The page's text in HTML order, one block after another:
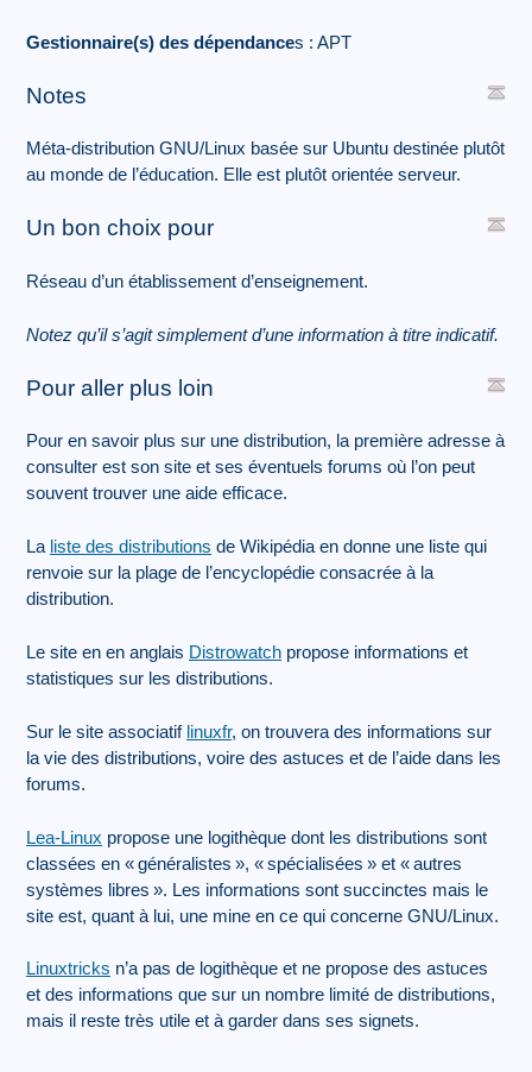
Gestionnaire(s) des dépendances : APT
Notes
Méta-distribution GNU/Linux basée sur Ubuntu destinée plutôt
au monde de l’éducation. Elle est plutôt orientée serveur.
Un bon choix pour
Réseau d’un établissement d’enseignement.
Notez qu’il s’agit simplement d’une information à titre indicatif.
Pour aller plus loin
Pour en savoir plus sur une distribution, la première adresse à
consulter est son site et ses éventuels forums où l’on peut
souvent trouver une aide efficace.
La liste des distributions de Wikipédia en donne une liste qui
renvoie sur la plage de l’encyclopédie consacrée à la
distribution.
Le site en en anglais Distrowatch propose informations et
statistiques sur les distributions.
Sur le site associatif linuxfr, on trouvera des informations sur
la vie des distributions, voire des astuces et de l’aide dans les
forums.
Lea-Linux propose une logithèque dont les distributions sont
classées en «généralistes », «spécialisées » et «autres
systèmes libres ». Les informations sont succinctes mais le
site est, quant à lui, une mine en ce qui concerne GNU/Linux.
Linuxtricks n’a pas de logithèque et ne propose des astuces
et des informations que sur un nombre limité de distributions,
mais il reste très utile et à garder dans ses signets.